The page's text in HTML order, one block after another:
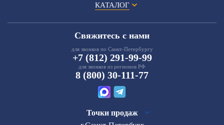
КАТАЛОГ
Свяжитесь с нами
для звонков по Санкт-Петербургу
+7 (812) 291-99-99
для звонков из регионов РФ
8 (800) 30-111-77
Точки продаж